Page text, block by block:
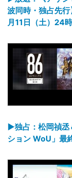
波同時・独占先
月11日（土）24
▶︎独占：松岡禎丞
ション WoU」最